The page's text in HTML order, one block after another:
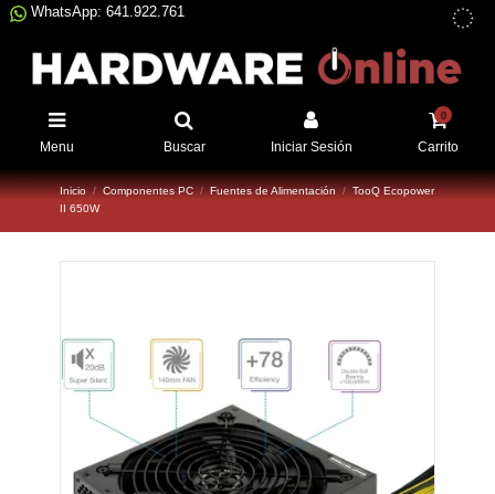
WhatsApp: 641.922.761
Menu Buscar Iniciar Sesión
0
Carrito
Inicio Componentes PC Fuentes de Alimentación
TooQ Ecopower
II 650W